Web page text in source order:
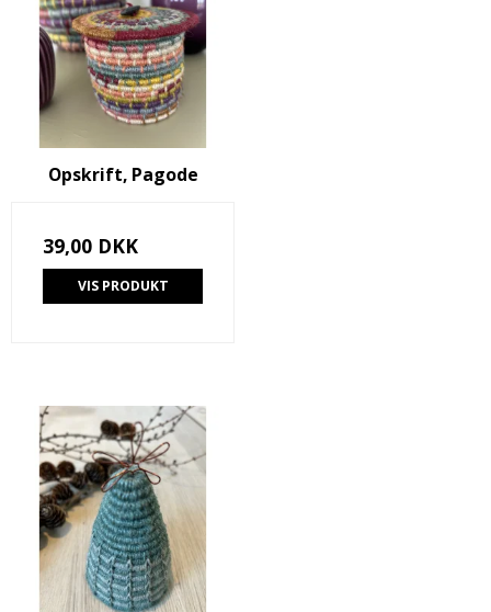
Opskrift, Pagode
39,00 DKK
VIS PRODUKT